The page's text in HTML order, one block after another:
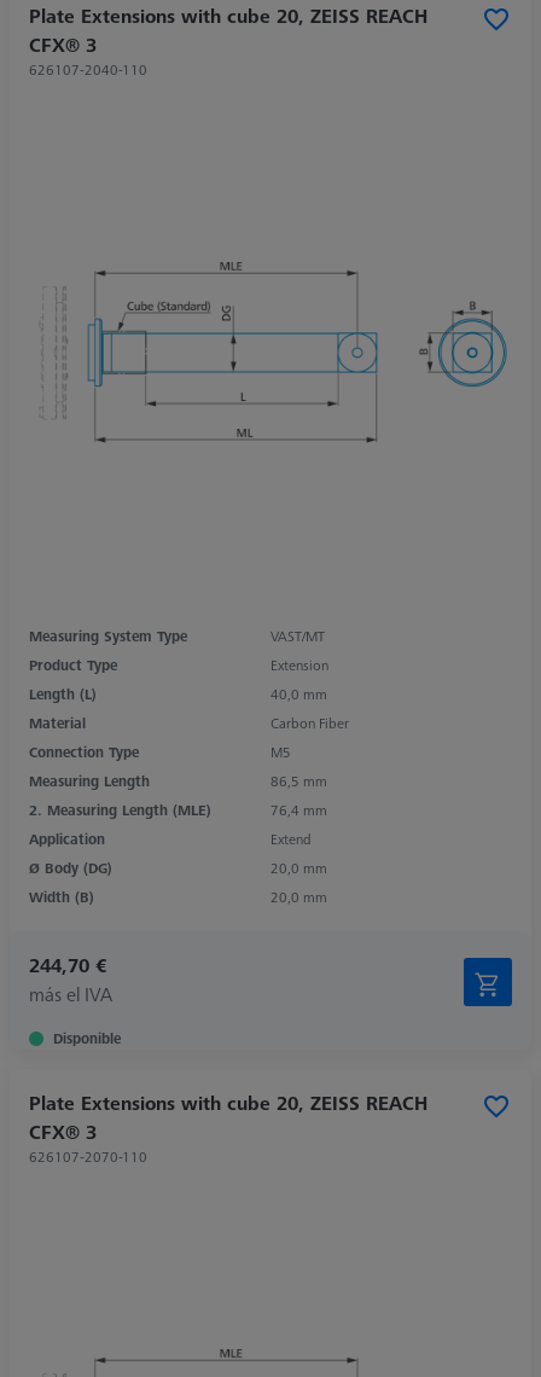
Plate Extensions with cube 20, ZEISS REACH
CFX® 3
626107-2040-110
Measuring System Type
VAST/MT
Product Type
Extension
Length (L)
40,0 mm
Material
Carbon Fiber
Connection Type
M5
Measuring Length
86,5 mm
2. Measuring Length (MLE)
76,4 mm
Application
Extend
Ø Body (DG)
20,0 mm
Width (B)
20,0 mm
244,70 €
más el IVA
Disponible
Plate Extensions with cube 20, ZEISS REACH
CFX® 3
626107-2070-110